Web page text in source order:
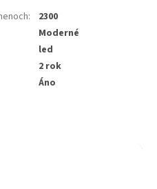
:
2300
Moderné
led
2 rok
Áno